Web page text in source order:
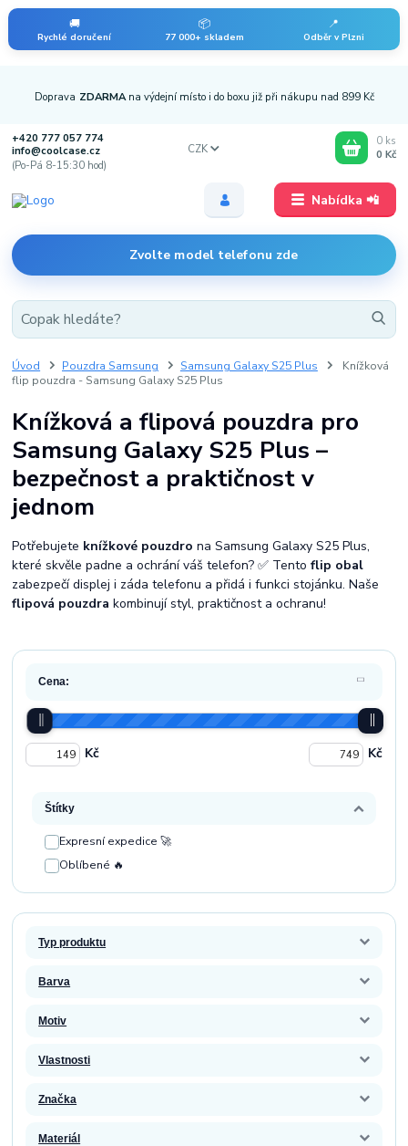
🚚
Rychlé doručení
📦
77 000+ skladem
📍
Odběr v Plzni
Nabídka 📲
Doprava ZDARMA na výdejní místo i do boxu již při nákupu nad 899 Kč
+420 777 057 774
info@coolcase.cz
(Po-Pá 8-15:30 hod)
Zvolte model telefonu zde
CZK
0 ks
0 Kč
Úvod Pouzdra Samsung Samsung Galaxy S25 Plus
Knížková
flip pouzdra - Samsung Galaxy S25 Plus
Knížková a flipová pouzdra pro
Samsung Galaxy S25 Plus –
bezpečnost a praktičnost v
jednom
Potřebujete knížkové pouzdro na Samsung Galaxy S25 Plus,
které skvěle padne a ochrání váš telefon? ✅ Tentoflip obal
zabezpečí displej i záda telefonu a přidá i funkci stojánku. Naše
flipová pouzdra kombinují styl, praktičnost a ochranu!
Cena:
Kč Kč
Štítky
Expresní expedice 🚀
Oblíbené 🔥
Typ produktu
Barva
Motiv
Vlastnosti
Značka
Materiál